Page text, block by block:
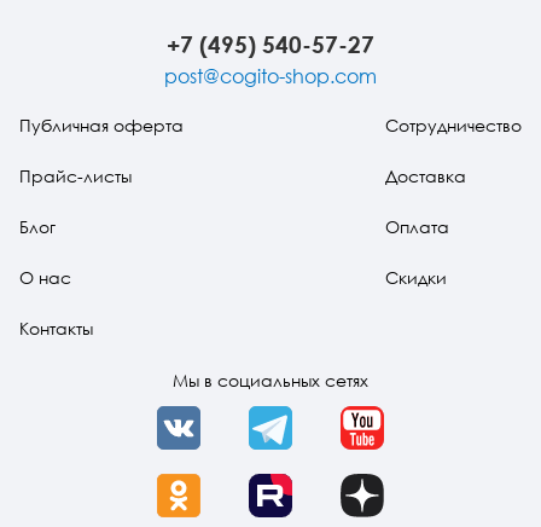
+7 (495) 540-57-27
post@cogito-shop.com
Публичная оферта
Прайс-листы
Блог
О нас
Контакты
Сотрудничество
Доставка
Оплата
Скидки
Мы в социальных сетях
VK Telegram YouTube
OK Rutube Dzen